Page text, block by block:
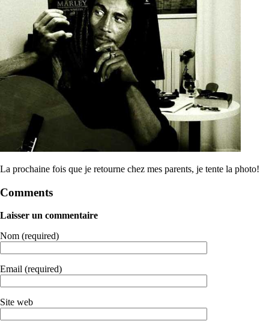
La prochaine fois que je retourne chez mes parents, je tente la photo!
Comments
Laisser un commentaire
Nom (required)
Email (required)
Site web